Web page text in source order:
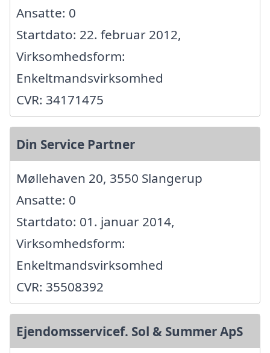
Ansatte: 0
Startdato: 22. februar 2012,
Virksomhedsform:
Enkeltmandsvirksomhed
CVR: 34171475
Din Service Partner
Møllehaven 20, 3550 Slangerup
Ansatte: 0
Startdato: 01. januar 2014,
Virksomhedsform:
Enkeltmandsvirksomhed
CVR: 35508392
Ejendomsservicef. Sol & Summer ApS